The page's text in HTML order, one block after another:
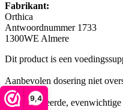
9,4
Fabrikant:
Orthica
Antwoordnummer 1733
1300WE Almere
Dit product is een
Aanbevolen dosering niet
Een gevarieerde,